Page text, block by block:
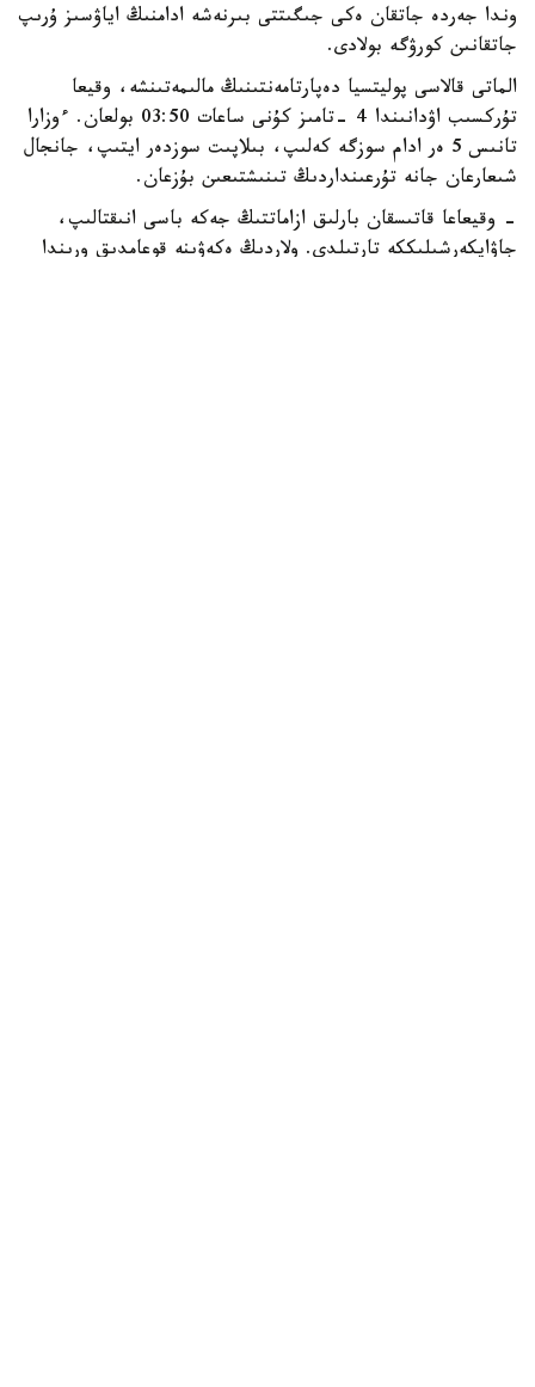
وندا جەردە جاتقان ەكى جىگىتتى بىرنەشە ادامنىڭ اياۋسىز ۇرىپ
جاتقانىن كورۋگە بولادى.
الماتى قالاسى پوليتسيا دەپارتامەنتىنىڭ مالىمەتىنشە، وقيعا
تۇركسىب اۋدانىندا 4 -تامىز كۇنى ساعات 03:50 بولعان. ءوزارا
تانىس 5 ەر ادام سوزگە كەلىپ، بىلاپىت سوزدەر ايتىپ، جانجال
شىعارعان جانە تۇرعىنداردىڭ تىنىشتىعىن بۇزعان.
- وقيعاعا قاتىسقان بارلىق ازاماتتىڭ جەكە باسى انىقتالىپ،
جاۋاپكەرشىلىككە تارتىلدى. ولاردىڭ ەكەۋىنە قوعامدىق ورىندا